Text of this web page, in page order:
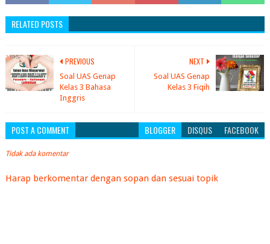
RELATED POSTS
NEXT
Soal UAS Genap
Kelas 3 Fiqih
PREVIOUS
Soal UAS Genap
Kelas 3 Bahasa
Inggris
POST A COMMENT BLOGGER DISQUS FACEBOOK
Tidak ada komentar
Harap berkomentar dengan sopan dan sesuai topik